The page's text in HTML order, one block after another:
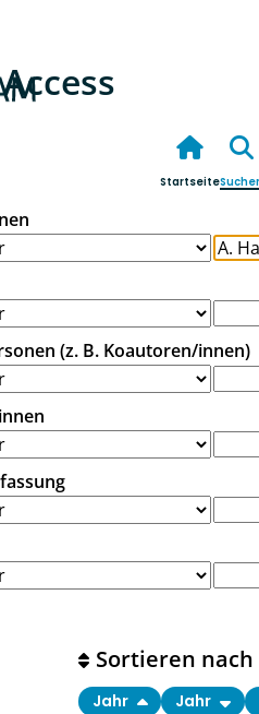
Startseite
(z. B. Koautoren/innen)
Sortieren nach
Jahr Jahr